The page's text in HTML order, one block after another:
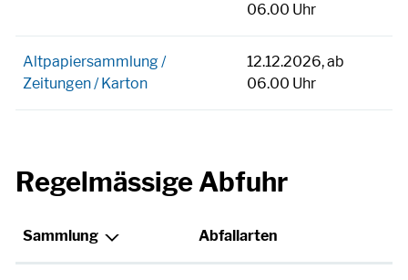
06.00 Uhr
Altpapiersammlung /
Zeitungen / Karton
12.12.2026, ab
06.00 Uhr
Regelmässige Abfuhr
Sammlung Abfallarten